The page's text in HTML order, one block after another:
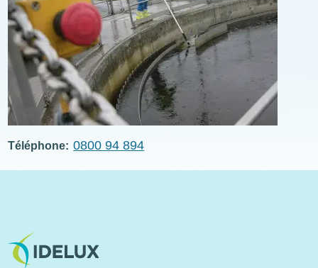
Téléphone 0800 94 894
Image